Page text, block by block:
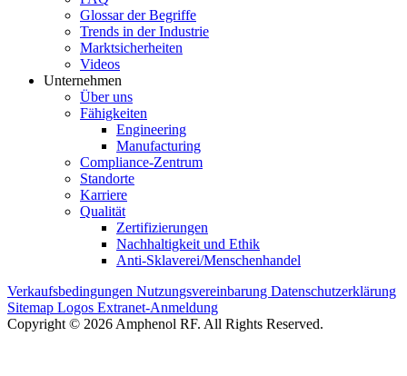
Glossar der Begriffe
Trends in der Industrie
Marktsicherheiten
Videos
Unternehmen
Über uns
Fähigkeiten
Engineering
Manufacturing
Compliance-Zentrum
Standorte
Karriere
Qualität
Zertifizierungen
Nachhaltigkeit und Ethik
Anti-Sklaverei/Menschenhandel
Verkaufsbedingungen Nutzungsvereinbarung Datenschutzerklärung
Sitemap Logos Extranet-Anmeldung
Copyright © 2026 Amphenol RF. All Rights Reserved.